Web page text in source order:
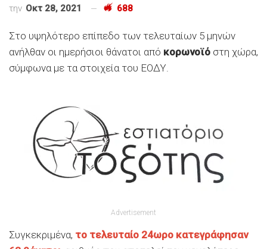
την Οκτ 28, 2021 688
Στο υψηλότερο επίπεδο των τελευταίων 5 μηνών
ανήλθαν οι ημερήσιοι θάνατοι από κορωνοϊό στη χώρα,
σύμφωνα με τα στοιχεία του ΕΟΔΥ.
Advertisement
Συγκεκριμένα, το τελευταίο 24ωρο κατεγράφησαν